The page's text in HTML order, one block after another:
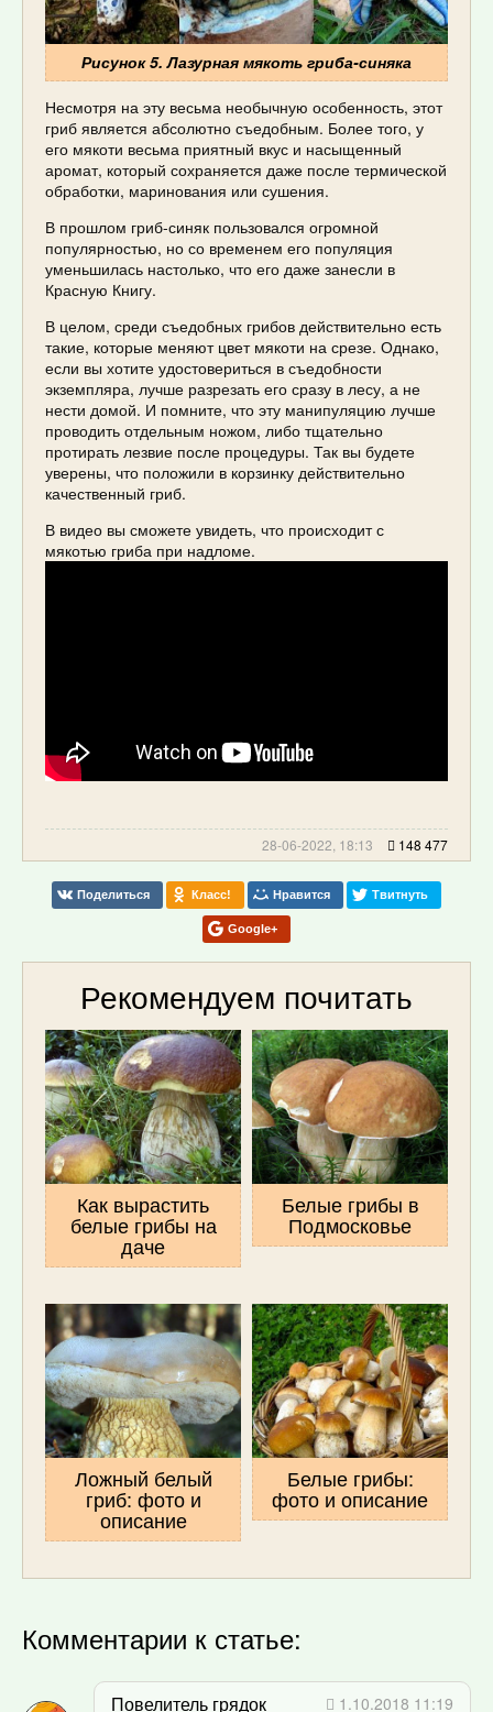
Рисунок 5. Лазурная мякоть гриба-синяка
Несмотря на эту весьма необычную особенность, этот
гриб является абсолютно съедобным. Более того, у
его мякоти весьма приятный вкус и насыщенный
аромат, который сохраняется даже после термической
обработки, маринования или сушения.
В прошлом гриб-синяк пользовался огромной
популярностью, но со временем его популяция
уменьшилась настолько, что его даже занесли в
Красную Книгу.
В целом, среди съедобных грибов действительно есть
такие, которые меняют цвет мякоти на срезе. Однако,
если вы хотите удостовериться в съедобности
экземпляра, лучше разрезать его сразу в лесу, а не
нести домой. И помните, что эту манипуляцию лучше
проводить отдельным ножом, либо тщательно
протирать лезвие после процедуры. Так вы будете
уверены, что положили в корзинку действительно
качественный гриб.
В видео вы сможете увидеть, что происходит с
мякотью гриба при надломе.
28-06-2022, 18:13 148 477
Поделиться Класс! Нравится Твитнуть
Google+
Рекомендуем почитать
Как вырастить
белые грибы на
даче
Белые грибы в
Подмосковье
Ложный белый
гриб: фото и
описание
Белые грибы:
фото и описание
Комментарии к статье:
Повелитель грядок
1.10.2018 11:19